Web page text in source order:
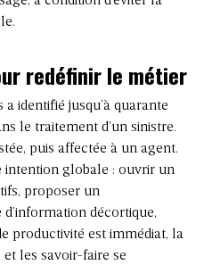
redéfinir le métier
a identifié jusqu’à quarante
le traitement d’un sinistre.
puis affectée à un agent.
intention globale : ouvrir un
proposer un
décortique,
productivité est immédiat, la
les savoir-faire se